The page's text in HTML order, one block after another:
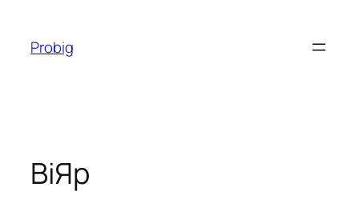
вмісту
Probig
ВіЯр